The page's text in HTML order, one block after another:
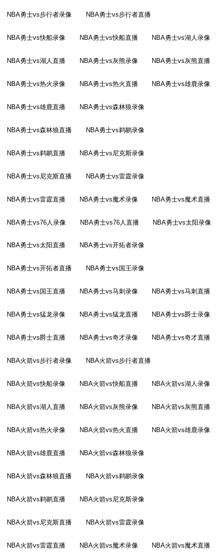
NBA勇士vs步行者录像 NBA勇士vs步行者直播
NBA勇士vs快船录像 NBA勇士vs快船直播 NBA勇士vs湖人录像
NBA勇士vs湖人直播 NBA勇士vs灰熊录像 NBA勇士vs灰熊直播
NBA勇士vs热火录像 NBA勇士vs热火直播 NBA勇士vs雄鹿录像
NBA勇士vs雄鹿直播 NBA勇士vs森林狼录像
NBA勇士vs森林狼直播 NBA勇士vs鹈鹕录像
NBA勇士vs鹈鹕直播 NBA勇士vs尼克斯录像
NBA勇士vs尼克斯直播 NBA勇士vs雷霆录像
NBA勇士vs雷霆直播 NBA勇士vs魔术录像 NBA勇士vs魔术直播
NBA勇士vs76人录像 NBA勇士vs76人直播 NBA勇士vs太阳录像
NBA勇士vs太阳直播 NBA勇士vs开拓者录像
NBA勇士vs开拓者直播 NBA勇士vs国王录像
NBA勇士vs国王直播 NBA勇士vs马刺录像 NBA勇士vs马刺直播
NBA勇士vs猛龙录像 NBA勇士vs猛龙直播 NBA勇士vs爵士录像
NBA勇士vs爵士直播 NBA勇士vs奇才录像 NBA勇士vs奇才直播
NBA火箭vs步行者录像 NBA火箭vs步行者直播
NBA火箭vs快船录像 NBA火箭vs快船直播 NBA火箭vs湖人录像
NBA火箭vs湖人直播 NBA火箭vs灰熊录像 NBA火箭vs灰熊直播
NBA火箭vs热火录像 NBA火箭vs热火直播 NBA火箭vs雄鹿录像
NBA火箭vs雄鹿直播 NBA火箭vs森林狼录像
NBA火箭vs森林狼直播 NBA火箭vs鹈鹕录像
NBA火箭vs鹈鹕直播 NBA火箭vs尼克斯录像
NBA火箭vs尼克斯直播 NBA火箭vs雷霆录像
NBA火箭vs雷霆直播 NBA火箭vs魔术录像 NBA火箭vs魔术直播